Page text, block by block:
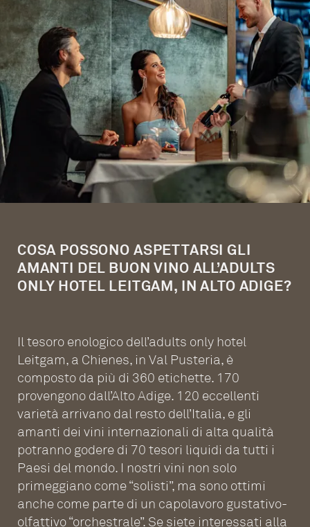
COSA POSSONO ASPETTARSI GLI
AMANTI DEL BUON VINO ALL’ADULTS
ONLY HOTEL LEITGAM, IN ALTO ADIGE?
Il tesoro enologico dell’adults only hotel
Leitgam, a Chienes, in Val Pusteria, è
composto da più di 360 etichette. 170
provengono dall’Alto Adige. 120 eccellenti
varietà arrivano dal resto dell’Italia, e gli
amanti dei vini internazionali di alta qualità
potranno godere di 70 tesori liquidi da tutti i
Paesi del mondo. I nostri vini non solo
primeggiano come “solisti”, ma sono ottimi
anche come parte di un capolavoro gustativo-
olfattivo “orchestrale”. Se siete interessati alla